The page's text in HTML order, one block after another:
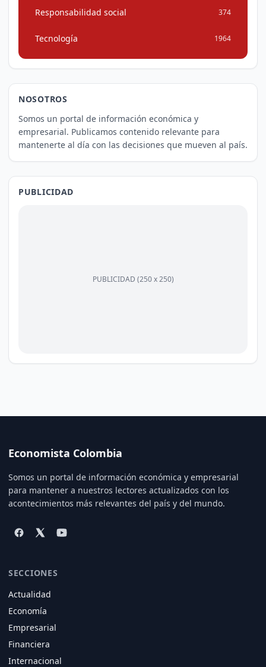
Responsabilidad social 374
Tecnología 1964
NOSOTROS
Somos un portal de información económica y
empresarial. Publicamos contenido relevante para
mantenerte al día con las decisiones que mueven al país.
PUBLICIDAD
PUBLICIDAD (250 x 250)
Economista Colombia
Somos un portal de información económica y empresarial
para mantener a nuestros lectores actualizados con los
acontecimientos más relevantes del país y del mundo.
SECCIONES
Actualidad
Economía
Empresarial
Financiera
Internacional